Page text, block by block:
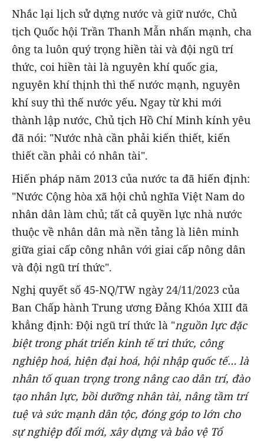
Nhắc lại lịch sử dựng nước và giữ nước, Chủ
tịch Quốc hội Trần Thanh Mẫn nhấn mạnh, cha
ông ta luôn quý trọng hiền tài và đội ngũ trí
thức, coi hiền tài là nguyên khí quốc gia,
nguyên khí thịnh thì thế nước mạnh, nguyên
khí suy thì thế nước yếu. Ngay từ khi mới
thành lập nước, Chủ tịch Hồ Chí Minh kính yêu
đã nói: "Nước nhà cần phải kiến thiết, kiến
thiết cần phải có nhân tài".
Hiến pháp năm 2013 của nước ta đã hiến định:
"Nước Cộng hòa xã hội chủ nghĩa Việt Nam do
nhân dân làm chủ; tất cả quyền lực nhà nước
thuộc về nhân dân mà nền tảng là liên minh
giữa giai cấp công nhân với giai cấp nông dân
và đội ngũ trí thức".
Nghị quyết số 45-NQ/TW ngày 24/11/2023 của
Ban Chấp hành Trung ương Đảng Khóa XIII đã
khẳng định: Đội ngũ trí thức là "nguồn lực đặc
biệt trong phát triển kinh tế tri thức, công
nghiệp hoá, hiện đại hoá, hội nhập quốc tế… là
nhân tố quan trọng trong nâng cao dân trí, đào
tạo nhân lực, bồi dưỡng nhân tài, nâng tầm trí
tuệ và sức mạnh dân tộc, đóng góp to lớn cho
sự nghiệp đổi mới, xây dựng và bảo vệ Tổ